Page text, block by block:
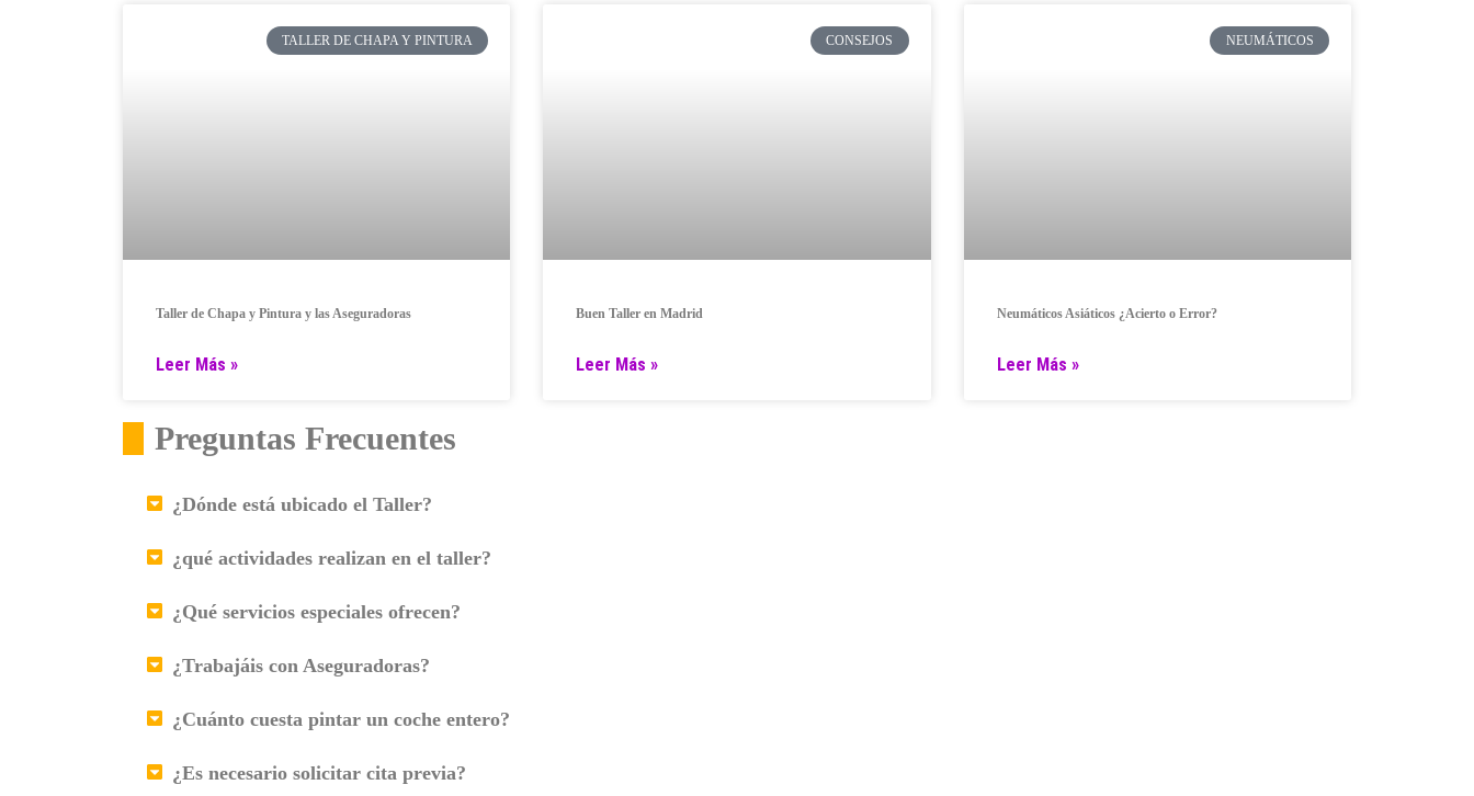
TALLER DE CHAPA Y PINTURA
Taller de Chapa y Pintura y las Aseguradoras
Leer Más »
CONSEJOS
Buen Taller en Madrid
Leer Más »
NEUMÁTICOS
Neumáticos Asiáticos ¿Acierto o Error?
Leer Más »
Preguntas Frecuentes
¿Dónde está ubicado el Taller?
¿qué actividades realizan en el taller?
¿Qué servicios especiales ofrecen?
¿Trabajáis con Aseguradoras?
¿Cuánto cuesta pintar un coche entero?
¿Es necesario solicitar cita previa?